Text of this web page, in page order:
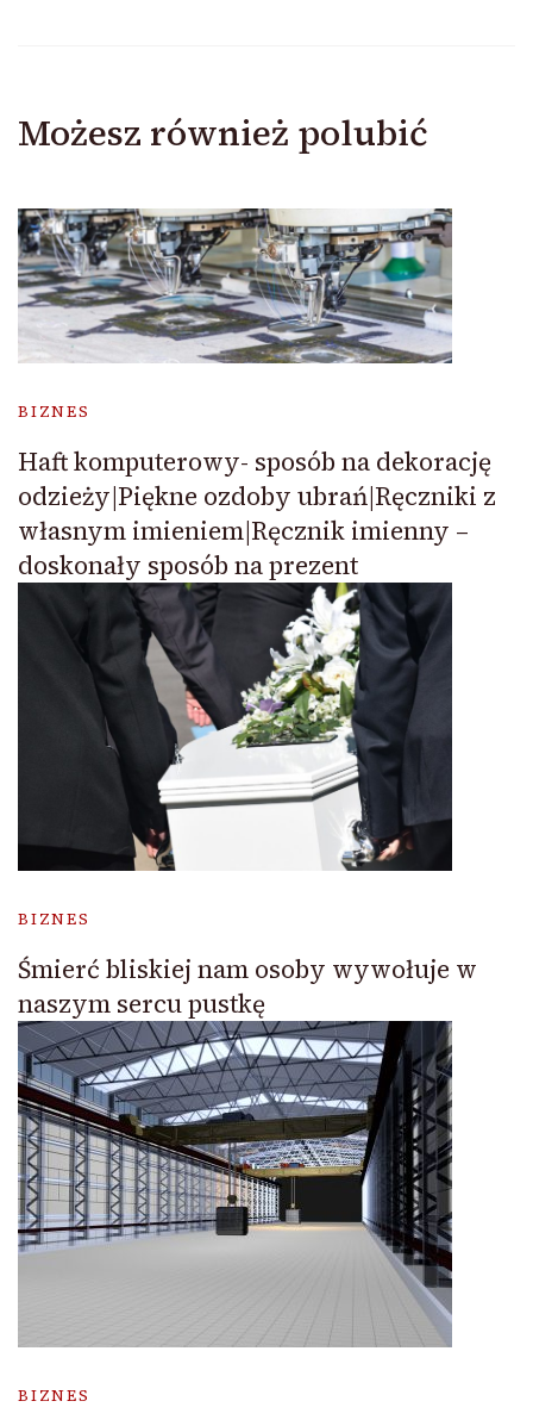
Możesz również polubić
BIZNES
Haft komputerowy- sposób na dekorację
odzieży|Piękne ozdoby ubrań|Ręczniki z
własnym imieniem|Ręcznik imienny –
doskonały sposób na prezent
BIZNES
Śmierć bliskiej nam osoby wywołuje w
naszym sercu pustkę
BIZNES